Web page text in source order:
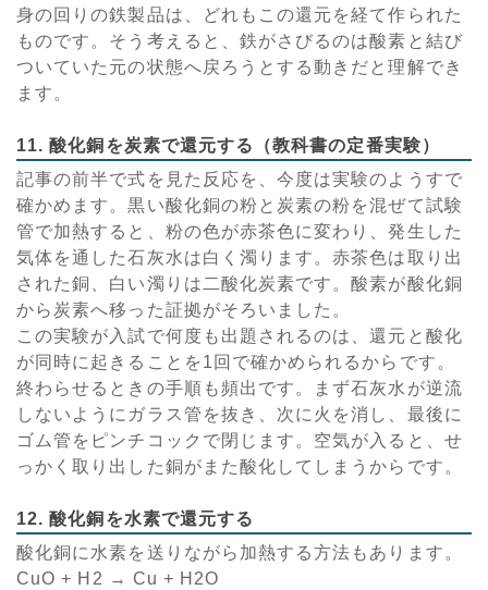
身の回りの鉄製品は、どれもこの還元を経て作られた
ものです。そう考えると、鉄がさびるのは酸素と結び
ついていた元の状態へ戻ろうとする動きだと理解でき
ます。
11. 酸化銅を炭素で還元する（教科書の定番実験）
記事の前半で式を見た反応を、今度は実験のようすで
確かめます。黒い酸化銅の粉と炭素の粉を混ぜて試験
管で加熱すると、粉の色が赤茶色に変わり、発生した
気体を通した石灰水は白く濁ります。赤茶色は取り出
された銅、白い濁りは二酸化炭素です。酸素が酸化銅
から炭素へ移った証拠がそろいました。
この実験が入試で何度も出題されるのは、還元と酸化
が同時に起きることを1回で確かめられるからです。
終わらせるときの手順も頻出です。まず石灰水が逆流
しないようにガラス管を抜き、次に火を消し、最後に
ゴム管をピンチコックで閉じます。空気が入ると、せ
っかく取り出した銅がまた酸化してしまうからです。
12. 酸化銅を水素で還元する
酸化銅に水素を送りながら加熱する方法もあります。
CuO + H2 → Cu + H2O